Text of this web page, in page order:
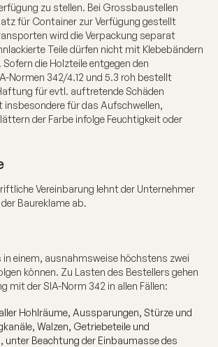
zu stellen. Bei Grossbaustellen
für Container zur Verfügung gestellt
wird die Verpackung separat
Teile dürfen nicht mit Klebebändern
die Holzteile entgegen den
Normen 342/4.12 und 5.3 roh bestellt
für evtl. auftretende Schäden
insbesondere für das Aufschwellen,
der Farbe infolge Feuchtigkeit oder
Vereinbarung lehnt der Unternehmer
Baureklame ab.
in einem, ausnahmsweise höchstens zwei
können. Zu Lasten des Bestellers gehen
mit der SIA-Norm 342 in allen Fällen:
Hohlräume, Aussparungen, Stürze und
Walzen, Getriebeteile und
unter Beachtung der Einbaumasse des